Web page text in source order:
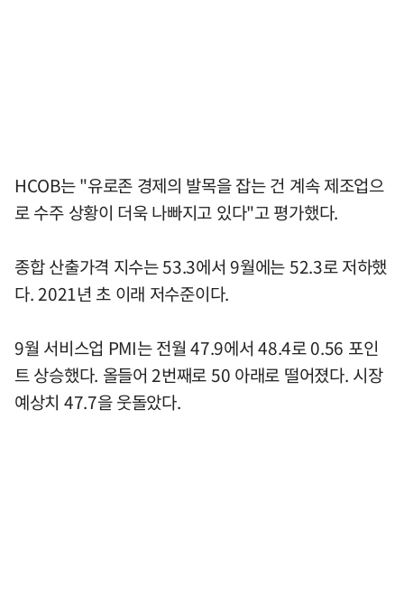
HCOB는 "유로존 경제의 발목을 잡는 건 계속 제조업으
로 수주 상황이 더욱 나빠지고 있다"고 평가했다.
종합 산출가격 지수는 53.3에서 9월에는 52.3로 저하했
다. 2021년 초 이래 저수준이다.
9월 서비스업 PMI는 전월 47.9에서 48.4로 0.56 포인
트 상승했다. 올들어 2번째로 50 아래로 떨어졌다. 시장
예상치 47.7을 웃돌았다.